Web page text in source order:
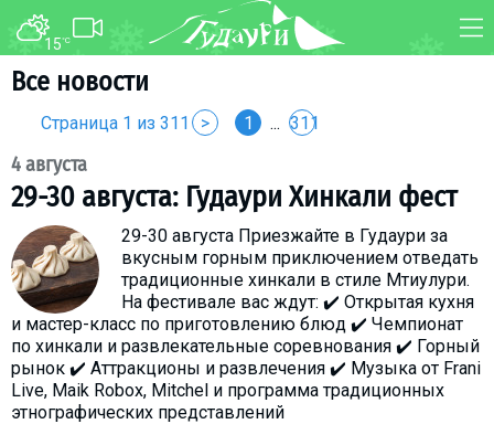
15°C
Все новости
Страница 1 из 311 > 1 ... 311
4 августа
29-30 августа: Гудаури Хинкали фест
29-30 августа Приезжайте в Гудаури за
вкусным горным приключением отведать
традиционные хинкали в стиле Мтиулури.
На фестивале вас ждут: ✔️ Открытая кухня
и мастер-класс по приготовлению блюд ✔️ Чемпионат
по хинкали и развлекательные соревнования ✔️ Горный
рынок ✔️ Аттракционы и развлечения ✔️ Музыка от Frani
Live, Maik Robox, Mitchel и программа традиционных
этнографических представлений
ФОРУМ
WEBCAM
О курорте
Схема трасс
Ски-пасс
Прокат
Ски-сервис
Дети в Гудаури
Развлечения
Календарь событий